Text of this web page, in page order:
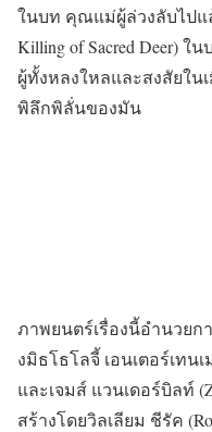
ในบท คุณแม่ผู้ล่วงลับไป
Killing of Sacred Deer)
ผู้ทั้งหลงใหลและสงสัยใน
พิลึกพิลั่นของมัน
ภาพยนตร์เรื่องนี้อำนวยก
งมิธโธโลจี้ เอนเตอร์เทนเ
และเจมส์ แวนเดอร์บิลท์
สร้างโดยวิลเลียม ชีรัค